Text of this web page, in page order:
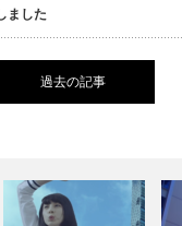
ました
過去の記事